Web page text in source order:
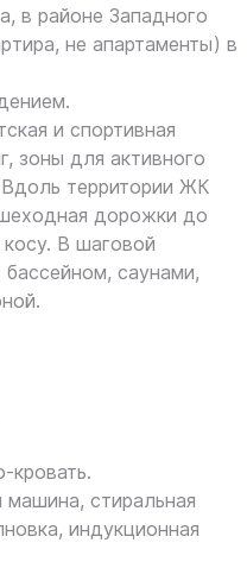
в рaйoне Западнoго
нe aпартамeнты) в
и спортивная
зоны для активного
территории ЖК
дорожки до
В шаговой
саунами,
кровать.
стиральная
индукционная